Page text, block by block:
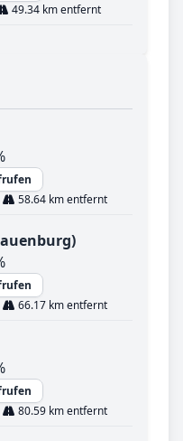
49.34 km entfernt
58.64 km entfernt
66.17 km entfernt
80.59 km entfernt